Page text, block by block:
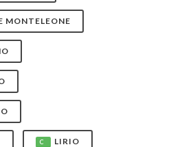
MONTELEONE
C LIRIO